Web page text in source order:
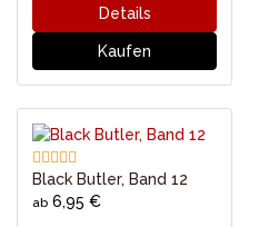
Details
Kaufen
Black Butler, Band 12
ab 6,95 €